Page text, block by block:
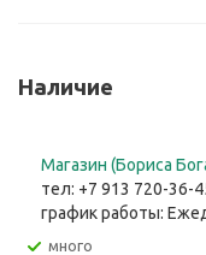
Наличие
Магазин (Бориса
тел: +7 913 720-36-
график работы:
Много